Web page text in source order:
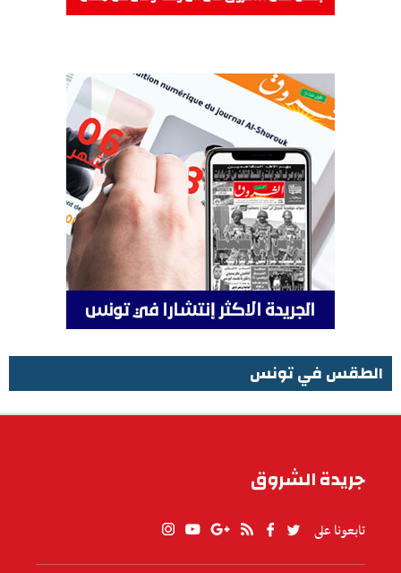
الطقس في تونس
جريدة الشروق
تابعونا على